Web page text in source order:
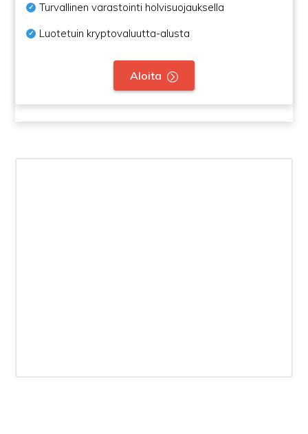
Turvallinen varastointi holvisuojauksella
Luotetuin kryptovaluutta-alusta
Aloita